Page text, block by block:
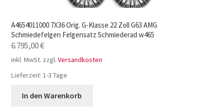
A4654011000 7X36 Orig. G-Klasse 22 Zoll G63 AMG
Schmiedefelgen Felgensatz Schmiederad w465
6.795,00€
inkl. MwSt. zzgl. Versandkosten
Lieferzeit: 1-3 Tage
In den Warenkorb